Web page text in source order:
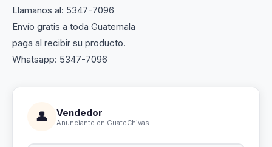
Llamanos al: 5347-7096
Envío gratis a toda Guatemala
paga al recibir su producto.
Whatsapp: 5347-7096
👤 Vendedor
Anunciante en GuateChivas